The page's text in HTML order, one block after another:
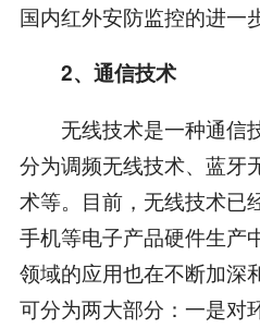
国内红外安防监控的进一
2、通信技术
无线技术是一种通信
分为调频无线技术、蓝牙
术等。目前，无线技术已
手机等电子产品硬件生产
领域的应用也在不断加深
可分为两大部分：一是对